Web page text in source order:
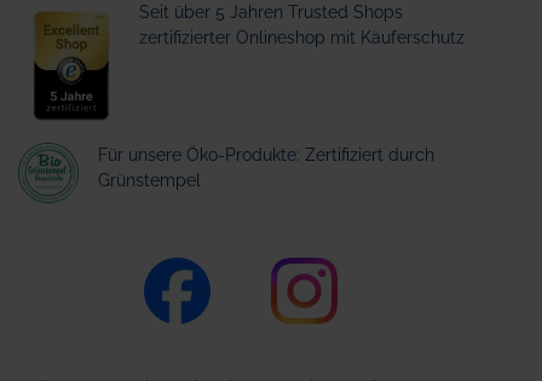
Seit über 5 Jahren Trusted Shops
zertifizierter Onlineshop mit Käuferschutz
Für unsere Öko-Produkte: Zertifiziert durch
Grünstempel